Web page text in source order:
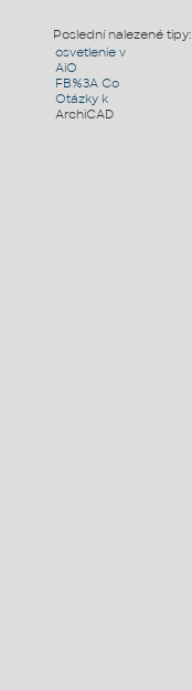
Poslední nalezené tipy:
osvetlenie v
AiO
FB%3A Co
Otázky k
ArchiCAD